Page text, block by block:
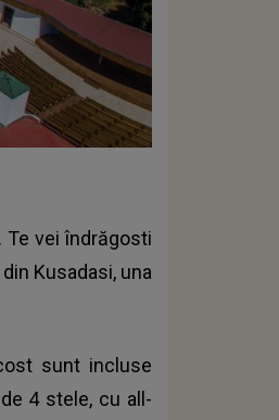
Te vei îndrăgosti
Kusadasi, una
sunt incluse
4 stele, cu all-